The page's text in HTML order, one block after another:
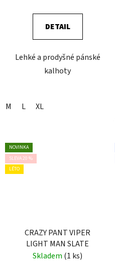
DETAIL
Lehké a prodyšné pánské
kalhoty
M L XL
NOVINKA
SLEVA 20 %
LÉTO
CRAZY PANT VIPER
LIGHT MAN SLATE
Skladem (1 ks)